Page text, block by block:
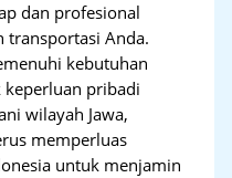
dan profesional
transportasi Anda.
kebutuhan
keperluan pribadi
wilayah Jawa,
memperluas
untuk menjamin